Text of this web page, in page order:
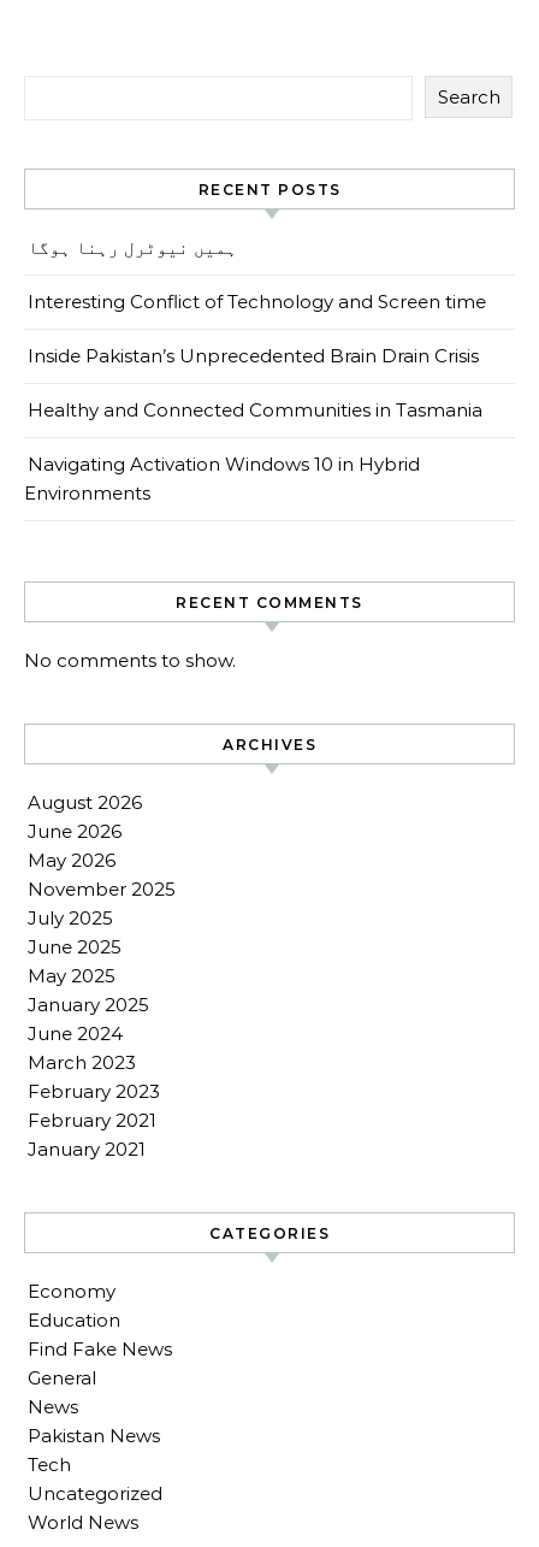
Search
RECENT POSTS
ہمیں نیوٹرل رہنا ہوگا
Interesting Conflict of Technology and Screen time
Inside Pakistan’s Unprecedented Brain Drain Crisis
Healthy and Connected Communities in Tasmania
Navigating Activation Windows 10 in Hybrid
Environments
RECENT COMMENTS
No comments to show.
ARCHIVES
August 2026
June 2026
May 2026
November 2025
July 2025
June 2025
May 2025
January 2025
June 2024
March 2023
February 2023
February 2021
January 2021
CATEGORIES
Economy
Education
Find Fake News
General
News
Pakistan News
Tech
Uncategorized
World News